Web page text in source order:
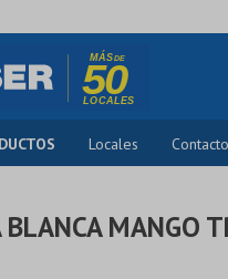
Locales Contacto
BLANCA MANGO